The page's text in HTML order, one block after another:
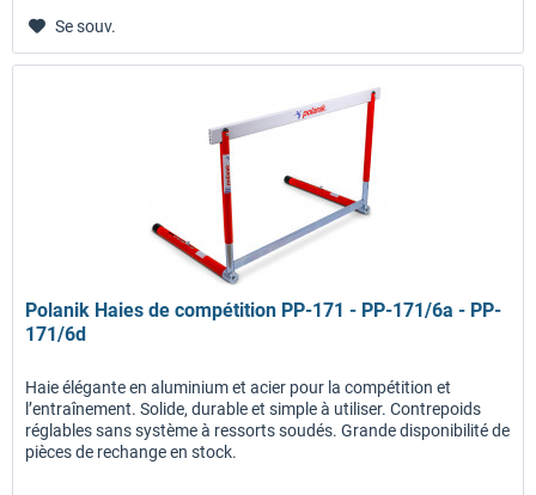
Se souv.
Polanik Haies de compétition PP-171 - PP-171/6a - PP-
171/6d
Haie élégante en aluminium et acier pour la compétition et
l’entraînement. Solide, durable et simple à utiliser. Contrepoids
réglables sans système à ressorts soudés. Grande disponibilité de
pièces de rechange en stock.